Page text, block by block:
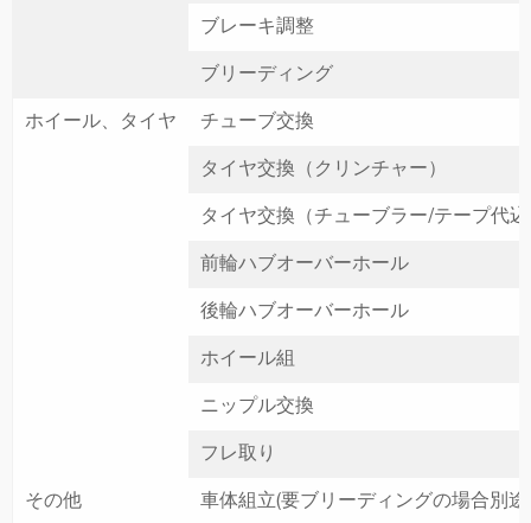
ブレーキ調整
ブリーディング
ホイール、タイヤ チューブ交換
タイヤ交換（クリンチャー）
タイヤ交換（チューブラー/テープ代
前輪ハブオーバーホール
後輪ハブオーバーホール
ホイール組
ニップル交換
フレ取り
その他 車体組立(要ブリーディングの場合別